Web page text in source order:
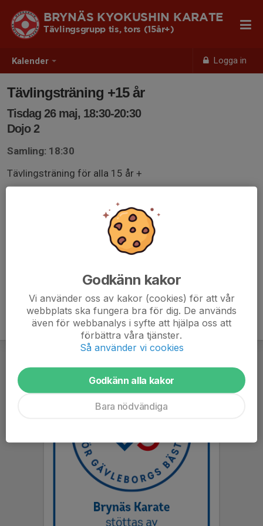
Kalender Logga in
BRYNÄS KYOKUSHIN KARATE
Tävlingsgrupp tis, tors (15år+)
Tävlingsträning +15 år
Tisdag 26 maj, 18:30-20:30
Dojo 2
Samling: 18:30
Tävlingsträning för alla 15 år +
Godkänn kakor
Vi använder oss av kakor (cookies) för att vår
webbplats ska fungera bra för dig. De används
även för webbanalys i syfte att hjälpa oss att
förbättra våra tjänster.
Så använder vi cookies
Godkänn alla kakor
Bara nödvändiga